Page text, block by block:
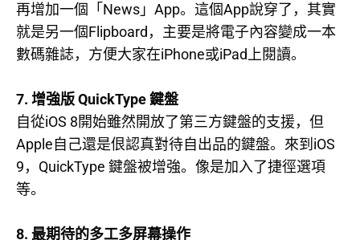
再增加一個「 News 」 App。這個App說穿了，其實
就是另一個Flipboard ，主要是將電子內容變成一本
數碼雜誌，方便大家在iPhone或iPad上閱讀。
7. 增強版 QuickType 鍵盤
自從iOS 8 開始雖然開放了第三方鍵盤的支援，但
Apple 自己還是佷認真對待自出品的鍵盤。來到 iOS
9 ， QuickType 鍵盤被增強。像是加入了捷徑選項
等。
8. 最期待的多工多屏幕操作